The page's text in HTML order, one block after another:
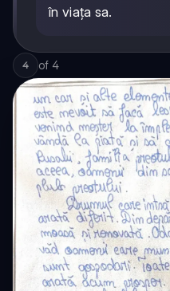
în viața sa.
4 of 4